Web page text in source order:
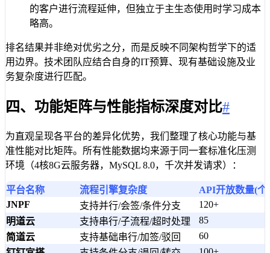
的客户进行流程延伸，但独立于主生态使用时学习成本
略高。
排名结果并非绝对优劣之分，而是反映不同架构哲学下的适
用边界。技术团队应结合自身的IT预算、现有基础设施及业
务复杂度进行匹配。
四、功能矩阵与性能指标深度对比#
为直观呈现各平台的差异化优势，我们整理了核心功能与基
准性能对比矩阵。所有性能数据均来源于同一套标准化压测
环境（4核8G云服务器，MySQL 8.0，千次并发请求）：
平台名称 流程引擎复杂度
API开放数量(个)
JNPF
支持并行/会签/条件分支
120+
明道云
支持串行/子流程/超时处理
85
简道云
支持基础串行/加签/驳回
60